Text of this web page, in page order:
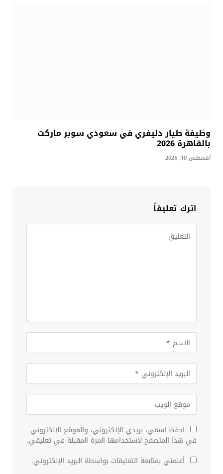
وظيفة طيار دليفري في سعودي سوبر ماركت
بالقاهرة 2026
أغسطس 10, 2026
اترك تعليقاً
احفظ اسمي، بريدي الإلكتروني، والموقع الإلكتروني
في هذا المتصفح لاستخدامها المرة المقبلة في تعليقي.
أعلمني بمتابعة التعليقات بواسطة البريد الإلكتروني.